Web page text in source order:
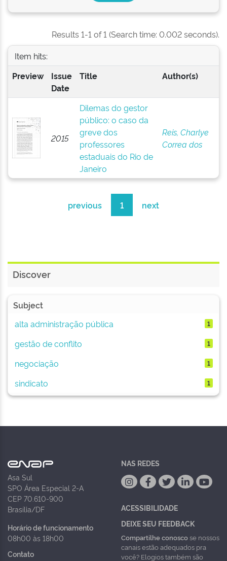
Results 1-1 of 1 (Search time: 0.002 seconds).
Item hits:
Preview
Issue
Date
Title Author(s)
2015
Dilemas do gestor
público: o caso da
greve dos
professores
estaduais do Rio de
Janeiro
Reis, Charlye
Correa dos
previous 1 next
Discover
Subject
alta administração pública
1
gestão de conflito 1
negociação 1
sindicato 1
Asa Sul
SPO Área Especial 2-A
CEP 70.610-900
Brasília/DF
Horário de funcionamento
08h00 às 18h00
Contato
NAS REDES
ACESSIBILIDADE
DEIXE SEU FEEDBACK
Compartilhe conoscose nossos
canais estão adequados pra
você? Elogios também são